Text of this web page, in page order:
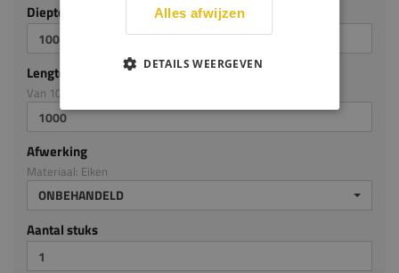
Diepte mm (milimeters)
Lengte mm (milimeters)
Van 100mm tot en met 3300mm
Afwerking
Materiaal: Eiken
ONBEHANDELD
Aantal stuks
Alles afwijzen
DETAILS WEERGEVEN